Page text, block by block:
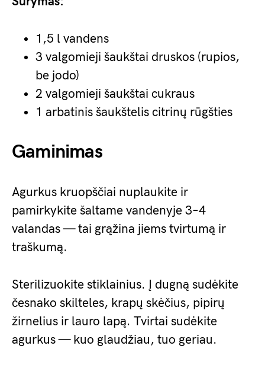
1,5 l vandens
3 valgomieji šaukštai druskos (rupios,
be jodo)
2 valgomieji šaukštai cukraus
1 arbatinis šaukštelis citrinų rūgšties
Gaminimas
Agurkus kruopščiai nuplaukite ir
pamirkykite šaltame vandenyje 3–4
valandas — tai grąžina jiems tvirtumą ir
traškumą.
Sterilizuokite stiklainius. Į dugną sudėkite
česnako skilteles, krapų skėčius, pipirų
žirnelius ir lauro lapą. Tvirtai sudėkite
agurkus — kuo glaudžiau, tuo geriau.